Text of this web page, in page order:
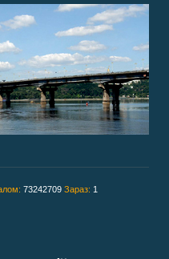
73242709 Зараз: 1